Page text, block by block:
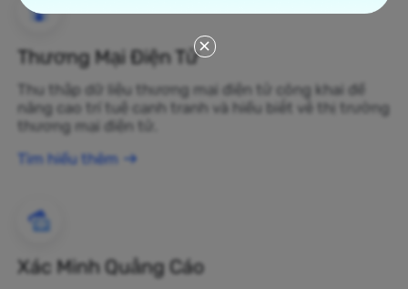
Thương Mại Điện Tử
Thu thập dữ liệu thương mại điện tử công khai để
nâng cao trí tuệ cạnh tranh và hiểu biết về thị trường
thương mại điện tử.
Tìm hiểu thêm
Xác Minh Quảng Cáo